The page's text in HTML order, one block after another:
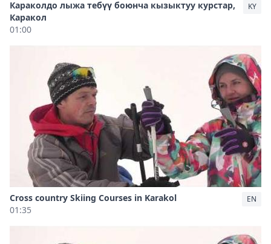
Караколдо лыжа тебүү боюнча кызыктуу курстар,
Каракол
01:00
KY
Cross country Skiing Courses in Karakol
01:35
EN